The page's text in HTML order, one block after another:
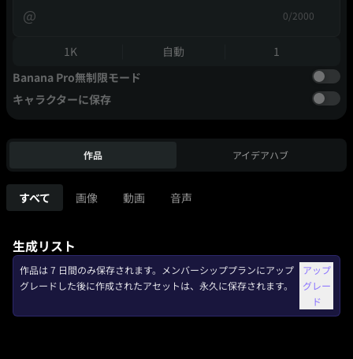
@ 0/2000
1K 自動
1
Banana Pro無制限モード
キャラクターに保存
作品 アイデアハブ
すべて 画像 動画 音声
生成リスト
作品は 7 日間のみ保存されます。メンバーシッププランにアップ
グレードした後に作成されたアセットは、永久に保存されます。
アップ
グレー
ド